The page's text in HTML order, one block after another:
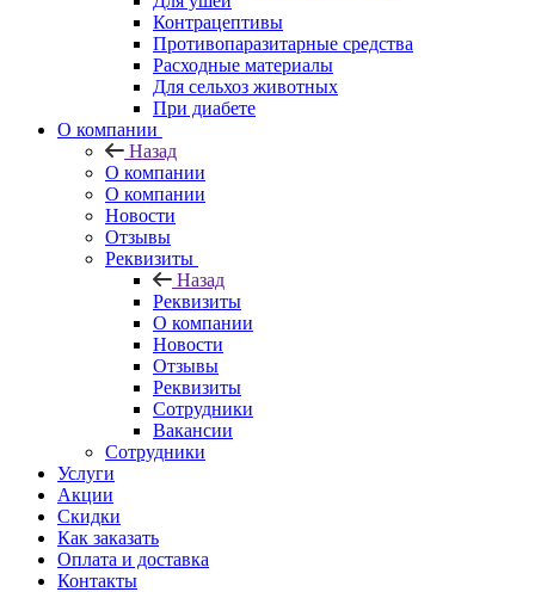
Контрацептивы
Противопаразитарные средства
Расходные материалы
Для сельхоз животных
При диабете
О компании
Назад
О компании
О компании
Новости
Отзывы
Реквизиты
Назад
Реквизиты
О компании
Новости
Отзывы
Реквизиты
Сотрудники
Вакансии
Сотрудники
Услуги
Акции
Скидки
Как заказать
Оплата и доставка
Контакты